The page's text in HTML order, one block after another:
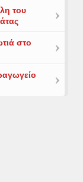
του
στο